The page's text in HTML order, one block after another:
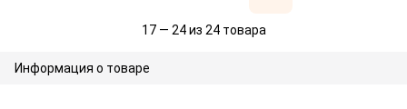
17 — 24 из 24 товара
Информация о товаре